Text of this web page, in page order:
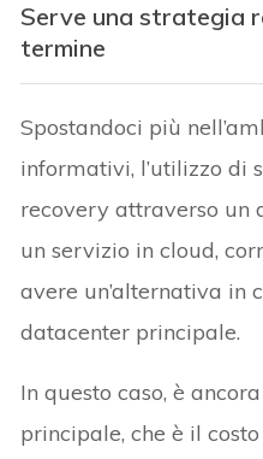
Serve una strategia
termine
Spostandoci più
informativi, l’utilizzo di
recovery attraverso un
un servizio in cloud,
avere un’alternativa in
datacenter principale.
In questo caso, è
principale, che è il